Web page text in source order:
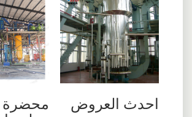
احدث العروض محضرة